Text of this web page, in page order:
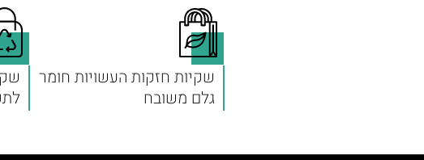
שקיות חזקות העשויות חומר
גלם משובח